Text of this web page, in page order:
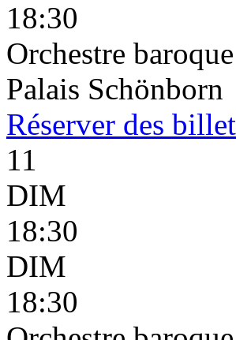
18:30
Orchestre
Palais Schönborn
Réserver des
11
DIM
18:30
DIM
18:30